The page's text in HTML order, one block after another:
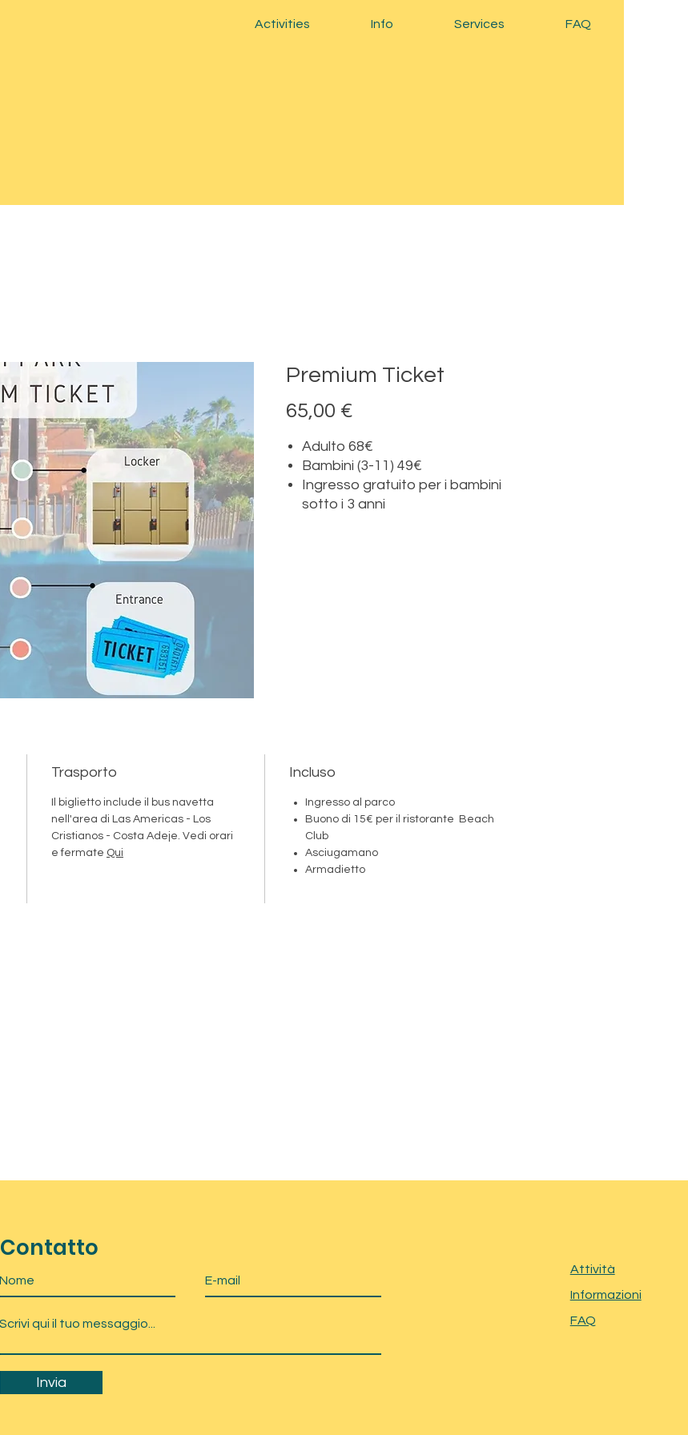
Activities Info Services FAQ
Premium Ticket
65,00 €
Adulto 68€
Bambini (3-11) 49€
Ingresso gratuito per i bambini
sotto i 3 anni
Trasporto
Il biglietto include il bus navetta
nell'area di Las Americas - Los
Cristianos - Costa Adeje. Vedi orari
e fermate Qui
Incluso
Ingresso al parco
Buono di 15€ per il ristorante Beach
Club
Asciugamano
Armadietto
Contatto
Invia
Attività
Informazioni
FAQ